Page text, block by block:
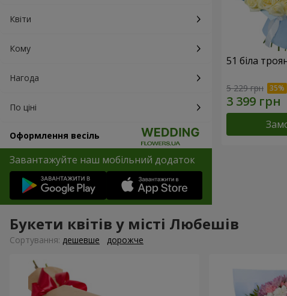
Квіти
Кому
Нагода
По ціні
Оформлення весіль
Завантажуйте наш мобільний додаток
51 біла
5 229 грн
Букети квітів у місті Любешів
Сортування: дешевше дорожче